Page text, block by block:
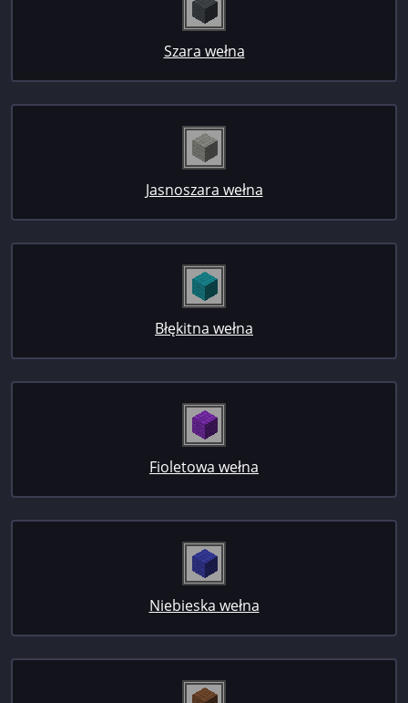
Szara wełna
Jasnoszara wełna
Błękitna wełna
Fioletowa wełna
Niebieska wełna